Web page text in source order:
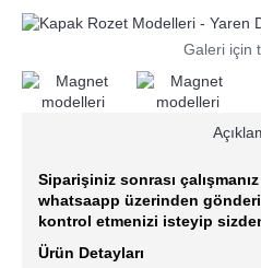
Galeri için
Siparişiniz sonrası
whatsaapp üzerinden
kontrol etmenizi isteyip
Ürün Detayları